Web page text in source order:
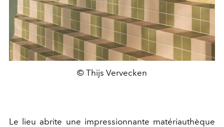
© Thijs Vervecken
Le lieu abrite une impressionnante matériauthèque